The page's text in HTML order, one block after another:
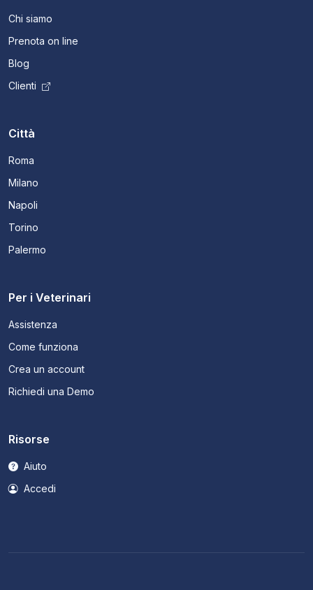
Chi siamo
Prenota on line
Blog
Clienti
Città
Roma
Milano
Napoli
Torino
Palermo
Per i Veterinari
Assistenza
Come funziona
Crea un account
Richiedi una Demo
Risorse
Aiuto
Accedi